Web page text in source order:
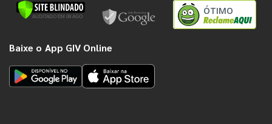
ÓTIMO
Baixe o App GIV Online